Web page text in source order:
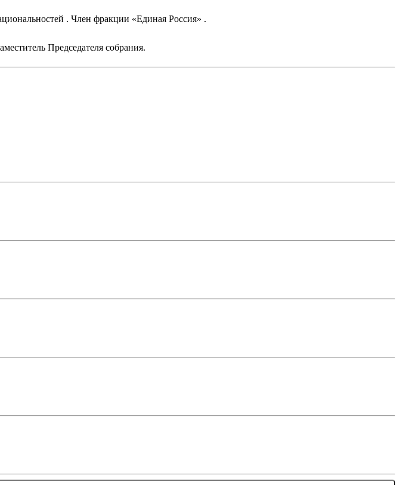
. Член фракции «Единая Россия» .
Председателя собрания.